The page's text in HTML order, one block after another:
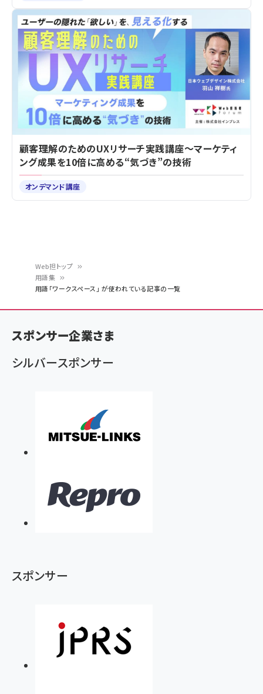
ン
く
ず
Web担トップ
用語集
用語「ワークスペース」 が使われている記事の一覧
顧客理解のためのUXリサーチ実践講座～マーケティ
ング成果を10倍に高める“気づき”の技術
オンデマンド講座
スポンサー企業さま
シルバースポンサー
スポンサー